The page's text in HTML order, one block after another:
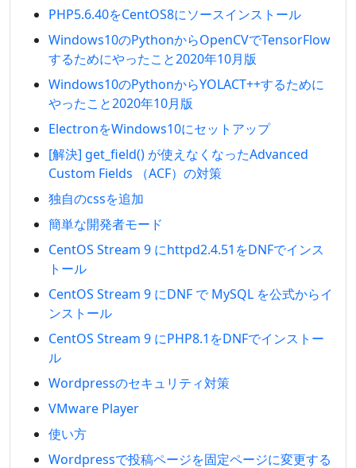
PHP5.6.40をCentOS8にソースインストール
Windows10のPythonからOpenCVでTensorFlow
するためにやったこと2020年10月版
Windows10のPythonからYOLACT++するために
やったこと2020年10月版
ElectronをWindows10にセットアップ
[解決] get_field() が使えなくなったAdvanced
Custom Fields （ACF）の対策
独自のcssを追加
簡単な開発者モード
CentOS Stream 9 にhttpd2.4.51をDNFでインス
トール
CentOS Stream 9 にDNF で MySQL を公式からイ
ンストール
CentOS Stream 9 にPHP8.1をDNFでインストー
ル
Wordpressのセキュリティ対策
VMware Player
使い方
Wordpressで投稿ページを固定ページに変更する